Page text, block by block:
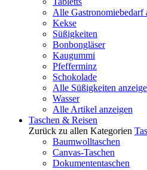
Alle Gastronomiebedarf
Kekse
Süßigkeiten
Bonbongläser
Kaugummi
Pfefferminz
Schokolade
Alle Süßigkeiten
Wasser
Alle Artikel anzeigen
Taschen & Reisen
Zurück zu allen Kategorien
Baumwolltaschen
Canvas-Taschen
Dokumententaschen